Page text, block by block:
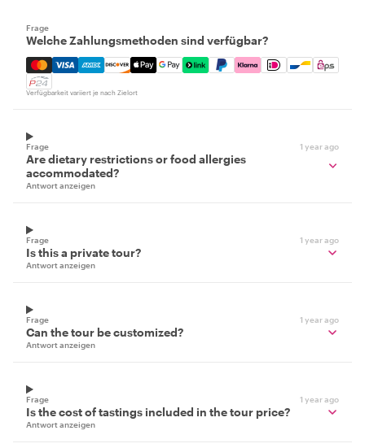
Frage
Welche Zahlungsmethoden sind verfügbar?
Mastercard, Visa, Amex, Discover, Apple Pay, Google
Verfügbarkeit variiert je nach Zielort
Frage 1 year ago
Are dietary restrictions or food allergies
accommodated?
Antwort anzeigen
Frage 1 year ago
Is this a private tour?
Antwort anzeigen
Frage 1 year ago
Can the tour be customized?
Antwort anzeigen
Frage 1 year ago
Is the cost of tastings included in the tour price?
Antwort anzeigen